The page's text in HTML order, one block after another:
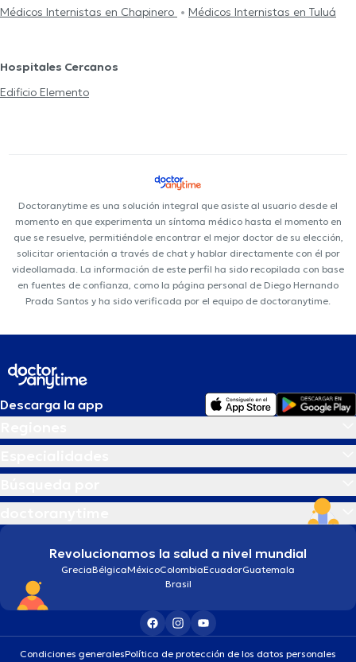
Médicos Internistas en Chapinero
Médicos Internistas en Tuluá
Hospitales Cercanos
Edificio Elemento
Doctoranytime es una solución integral que asiste al usuario desde el
momento en que experimenta un síntoma médico hasta el momento en
que se resuelve, permitiéndole encontrar el mejor doctor de su elección,
solicitar orientación a través de chat y hablar directamente con él por
videollamada. La información de este perfil ha sido recopilada con base
en fuentes de confianza, como la página personal de Diego Hernando
Prada Santos y ha sido verificada por el equipo de doctoranytime.
Descarga la app
Revolucionamos la salud a nivel mundial
GreciaBélgicaMéxicoColombiaEcuadorGuatemala
Brasil
Condiciones generalesPolítica de protección de los datos personales